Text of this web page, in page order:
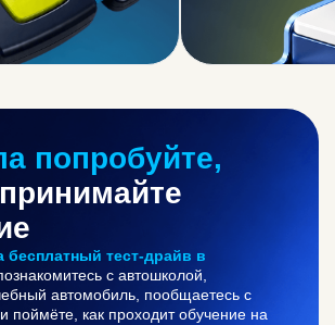
попробуйте,
бесплатный тест-драйв в
с автошколой,
автомобиль, пообщаетесь с
поймёте, как проходит обучение на
драйв